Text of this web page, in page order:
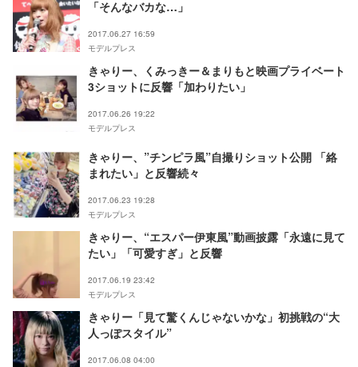
「そんなバカな…」
2017.06.27 16:59
モデルプレス
きゃりー、くみっきー＆まりもと映画プライベート
3ショットに反響「加わりたい」
2017.06.26 19:22
モデルプレス
きゃりー、”チンピラ風”自撮りショット公開 「絡
まれたい」と反響続々
2017.06.23 19:28
モデルプレス
きゃりー、“エスパー伊東風”動画披露「永遠に見て
たい」「可愛すぎ」と反響
2017.06.19 23:42
モデルプレス
きゃりー「見て驚くんじゃないかな」初挑戦の“大
人っぽスタイル”
2017.06.08 04:00